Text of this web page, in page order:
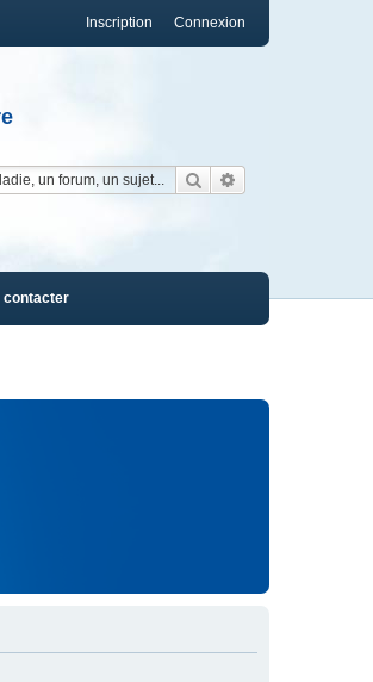
Connexion
Inscription
Rechercher
contacter